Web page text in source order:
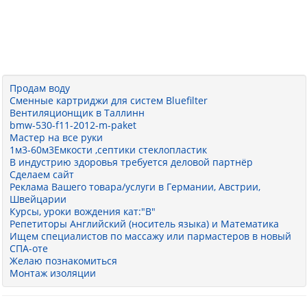
Продам воду
Сменные картриджи для систем Bluefilter
Вентиляционщик в Таллинн
bmw-530-f11-2012-m-paket
Мастер на все руки
1м3-60м3Емкости ,септики стеклопластик
В индустрию здоровья требуется деловой партнёр
Сделаем сайт
Реклама Вашего товара/услуги в Германии, Австрии,
Швейцарии
Курсы, уроки вождения кат:"B"
Репетиторы Английский (носитель языка) и Математика
Ищем специалистов по массажу или пармастеров в новый
СПА-оте
Желаю познакомиться
Монтаж изоляции